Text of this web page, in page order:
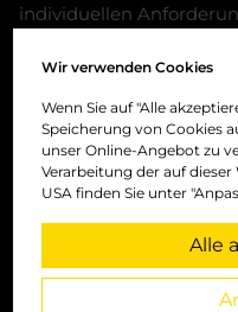
individuellen
Wir sind für
eine
suchen
Basierend
auf kununu.
Wir verwenden Cookies
Wenn Sie auf "Alle
Speicherung von Cookies
unser Online-Angebot zu
Verarbeitung der auf
USA finden Sie unter
Alle